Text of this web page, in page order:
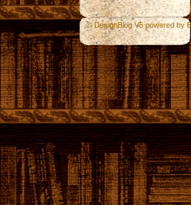
© DesignBlog V5 powered by